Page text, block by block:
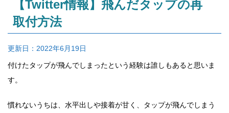
【Twitter情報】飛んだタップの再
取付方法
更新日： 2022年6月19日
付けたタップが飛んでしまったという経験は誰しもあると思いま
す。
慣れないうちは、水平出しや接着が甘く、タップが飛んでしまう